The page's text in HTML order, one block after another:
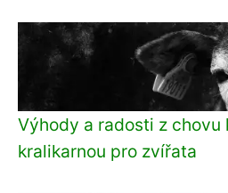
Výhody a radosti z chovu
kralikarnou pro zvířata